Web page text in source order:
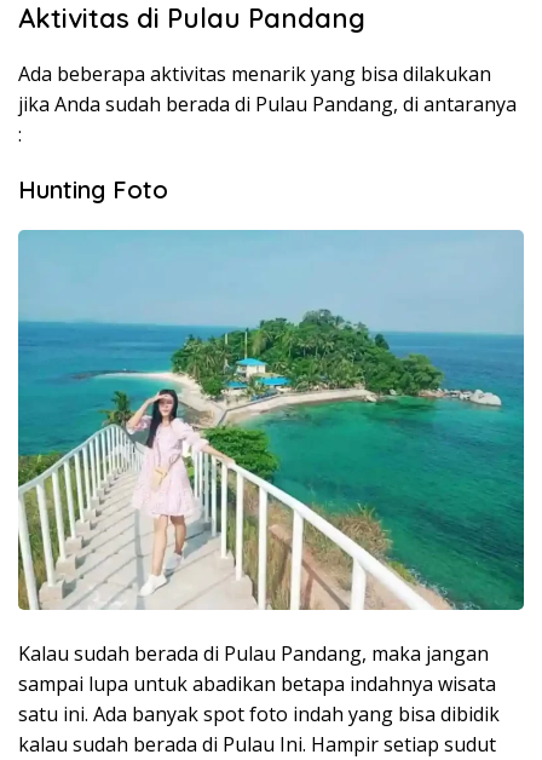
Aktivitas di Pulau Pandang
Ada beberapa aktivitas menarik yang bisa dilakukan
jika Anda sudah berada di Pulau Pandang, di antaranya
:
Hunting Foto
Kalau sudah berada di Pulau Pandang, maka jangan
sampai lupa untuk abadikan betapa indahnya wisata
satu ini. Ada banyak spot foto indah yang bisa dibidik
kalau sudah berada di Pulau Ini. Hampir setiap sudut